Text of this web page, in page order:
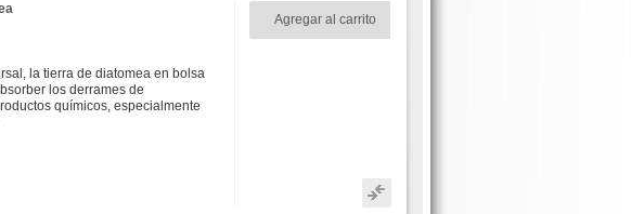
la tierra de diatomea en bolsa
los derrames de
químicos, especialmente
Agregar al carrito